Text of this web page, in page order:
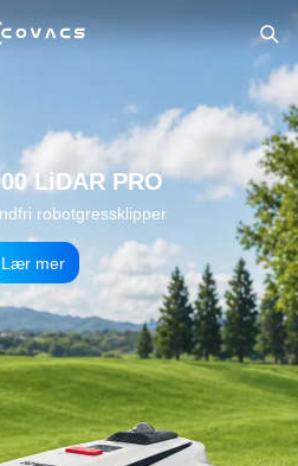
LiDAR PRO
robotgressklipper
Lær mer